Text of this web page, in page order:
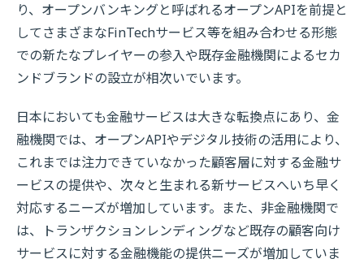
り、オープンバンキングと呼ばれるオープンAPIを前提と
してさまざまなFinTechサービス等を組み合わせる形態
での新たなプレイヤーの参入や既存金融機関によるセカ
ンドブランドの設立が相次いでいます。
日本においても金融サービスは大きな転換点にあり、金
融機関では、オープンAPIやデジタル技術の活用により、
これまでは注力できていなかった顧客層に対する金融サ
ービスの提供や、次々と生まれる新サービスへいち早く
対応するニーズが増加しています。また、非金融機関で
は、トランザクションレンディングなど既存の顧客向け
サービスに対する金融機能の提供ニーズが増加していま